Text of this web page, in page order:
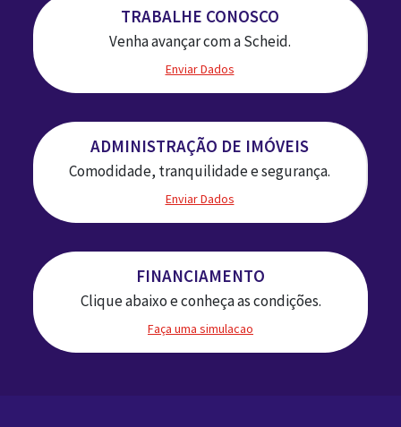
TRABALHE CONOSCO
Venha avançar com a Scheid.
Enviar Dados
ADMINISTRAÇÃO DE IMÓVEIS
Comodidade, tranquilidade e segurança.
Enviar Dados
FINANCIAMENTO
Clique abaixo e conheça as condições.
Faça uma simulacao